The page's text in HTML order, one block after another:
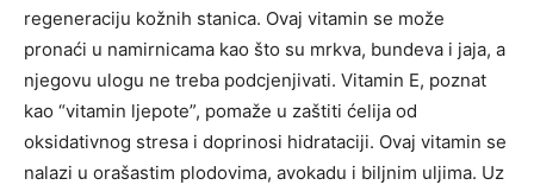
regeneraciju kožnih stanica. Ovaj vitamin se može
pronaći u namirnicama kao što su mrkva, bundeva i jaja, a
njegovu ulogu ne treba podcjenjivati. Vitamin E, poznat
kao “vitamin ljepote”, pomaže u zaštiti ćelija od
oksidativnog stresa i doprinosi hidrataciji. Ovaj vitamin se
nalazi u orašastim plodovima, avokadu i biljnim uljima. Uz